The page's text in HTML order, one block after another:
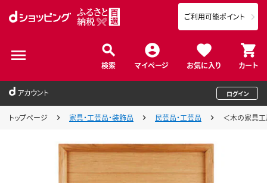
検索 マイページ お気に入り カート
ご利用可能ポイント
アカウント ログイン
トップページ 家具・工芸品・装飾品 民芸品・工芸品 ＜木の家具工